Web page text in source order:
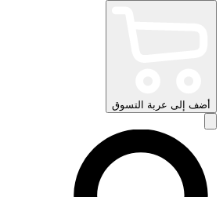
أضف إلى عربة التسوق